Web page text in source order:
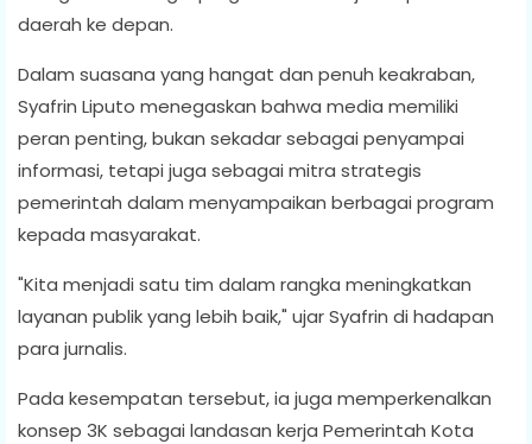
daerah ke depan.
Dalam suasana yang hangat dan penuh keakraban,
Syafrin Liputo menegaskan bahwa media memiliki
peran penting, bukan sekadar sebagai penyampai
informasi, tetapi juga sebagai mitra strategis
pemerintah dalam menyampaikan berbagai program
kepada masyarakat.
"Kita menjadi satu tim dalam rangka meningkatkan
layanan publik yang lebih baik," ujar Syafrin di hadapan
para jurnalis.
Pada kesempatan tersebut, ia juga memperkenalkan
konsep 3K sebagai landasan kerja Pemerintah Kota